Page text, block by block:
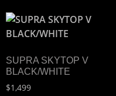
SUPRA SKYTOP V
BLACK/WHITE
$1,499